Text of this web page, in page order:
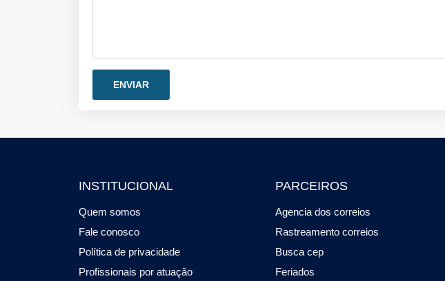
INSTITUCIONAL
Quem somos
Fale conosco
Política de privacidade
Profissionais por atuação
PARCEIROS
Agencia dos correios
Rastreamento correios
Busca cep
Feriados